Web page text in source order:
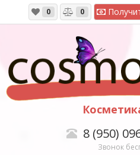
0 0
8 (950)
Звонок